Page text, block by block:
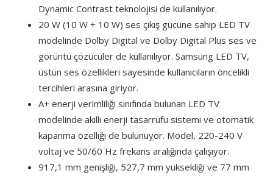
Dynamic Contrast teknolojisi de kullanılıyor.
20 W (10 W + 10 W) ses çıkış gücüne sahip LED TV
modelinde Dolby Digital ve Dolby Digital Plus ses ve
görüntü çözücüler de kullanılıyor. Samsung LED TV,
üstün ses özellikleri sayesinde kullanıcıların öncelikli
tercihleri arasına giriyor.
A+ enerji verimliliği sınıfında bulunan LED TV
modelinde akıllı enerji tasarrufu sistemi ve otomatik
kapanma özelliği de bulunuyor. Model, 220-240 V
voltaj ve 50/60 Hz frekans aralığında çalışıyor.
917,1 mm genişliği, 527,7 mm yüksekliği ve 77 mm